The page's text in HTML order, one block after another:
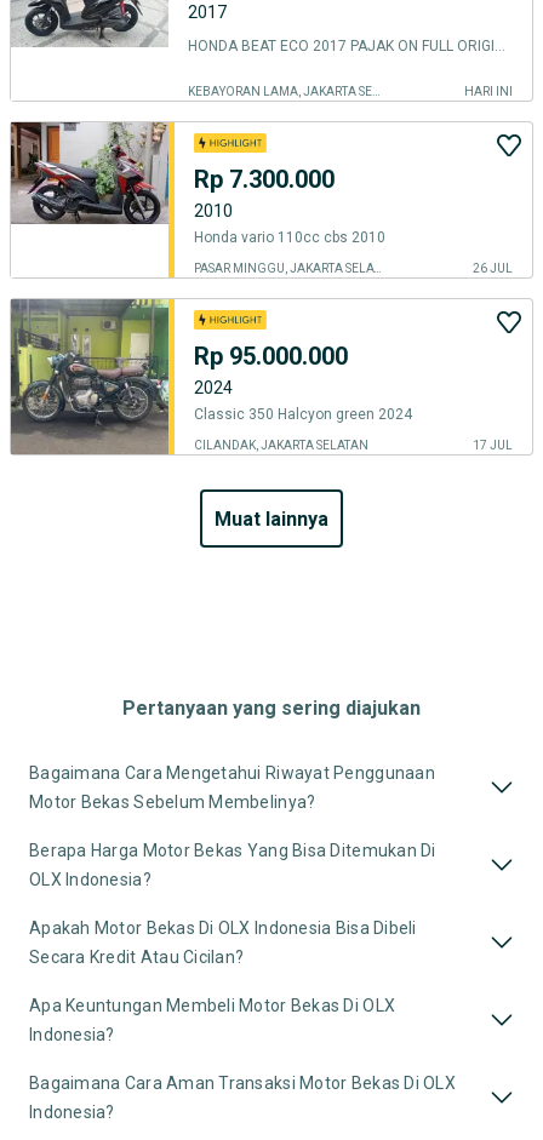
2017
HONDA BEAT ECO 2017 PAJAK ON FULL ORIGINAL
HARI INI
Rp 7.300.000
2010
Honda vario 110cc cbs 2010
PASAR MINGGU, JAKARTA SELATAN 26 JUL
Rp 95.000.000
2024
Classic 350 Halcyon green 2024
CILANDAK, JAKARTA SELATAN 17 JUL
muat lainnya
Pertanyaan yang sering diajukan
Bagaimana Cara Mengetahui Riwayat Penggunaan
Motor Bekas Sebelum Membelinya?
Berapa Harga Motor Bekas Yang Bisa Ditemukan Di
OLX Indonesia?
Apakah Motor Bekas Di OLX Indonesia Bisa Dibeli
Secara Kredit Atau Cicilan?
Apa Keuntungan Membeli Motor Bekas Di OLX
Indonesia?
Bagaimana Cara Aman Transaksi Motor Bekas Di OLX
Indonesia?